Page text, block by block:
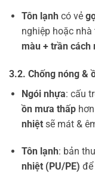
Tôn lạnhcó vẻ
nghiệp hoặc nhà
màu + trần cách
3.2. Chống nóng &
Ngói nhựa: cấu
ồn mưa thấphơn
nhiệtsẽ mát &
Tôn lạnh: bản
nhiệt (PU/PE) để